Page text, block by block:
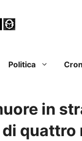
Politica
in
quattro